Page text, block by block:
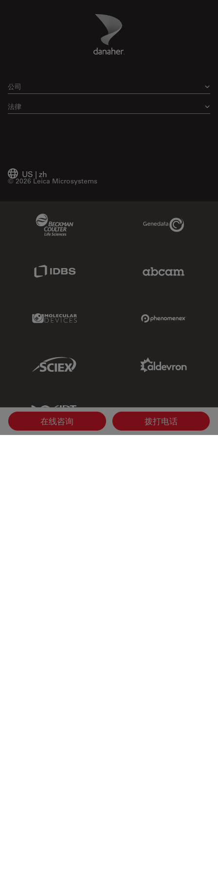
Danaher Logo
公司
法律
US | zh
© 2026 Leica Microsystems
Genedata Link
Molecular Devices Link
Sciex Link
IDT Link
在线咨询 拨打电话